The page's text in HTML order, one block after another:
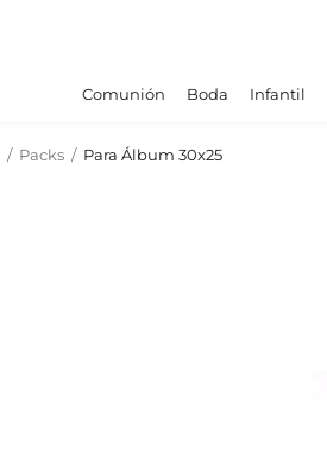
Comunión Boda Infantil
/ Packs / Para Álbum 30x25